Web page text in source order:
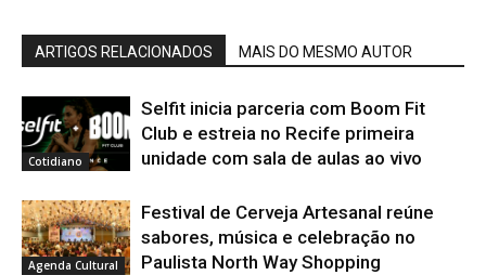
ARTIGOS RELACIONADOS MAIS DO MESMO AUTOR
Cotidiano
Selfit inicia parceria com Boom Fit
Club e estreia no Recife primeira
unidade com sala de aulas ao vivo
Agenda Cultural
Festival de Cerveja Artesanal reúne
sabores, música e celebração no
Paulista North Way Shopping